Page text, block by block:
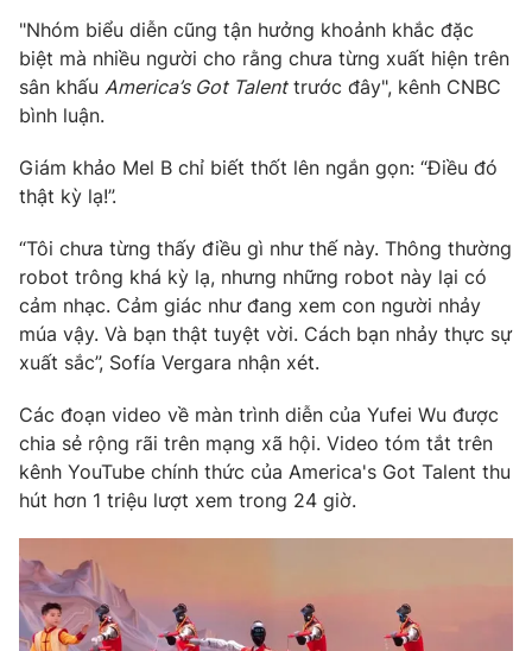
Liên hệ quảng cáo: 024-7300.7108
® Cấm sao chép dưới mọi hình thức nếu không có sự chấp
thuận bằng văn bản. Ghi rõ nguồn VTV.vn khi phát hành lại
thông tin từ website này.
"Nhóm biểu diễn cũng tận hưởng khoảnh khắc đặc
biệt mà nhiều người cho rằng chưa từng xuất hiện trên
sân khấu America’s Got Talenttrước đây", kênh CNBC
bình luận.
Giám khảo Mel B chỉ biết thốt lên ngắn gọn: “Điều đó
thật kỳ lạ!”.
“Tôi chưa từng thấy điều gì như thế này. Thông thường
robot trông khá kỳ lạ, nhưng những robot này lại có
cảm nhạc. Cảm giác như đang xem con người nhảy
múa vậy. Và bạn thật tuyệt vời. Cách bạn nhảy thực sự
xuất sắc”, Sofía Vergara nhận xét.
Các đoạn video về màn trình diễn của Yufei Wu được
chia sẻ rộng rãi trên mạng xã hội. Video tóm tắt trên
kênh YouTube chính thức của America's Got Talent thu
hút hơn 1 triệu lượt xem trong 24 giờ.